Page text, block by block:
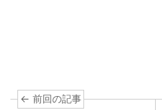
← 前回の記事